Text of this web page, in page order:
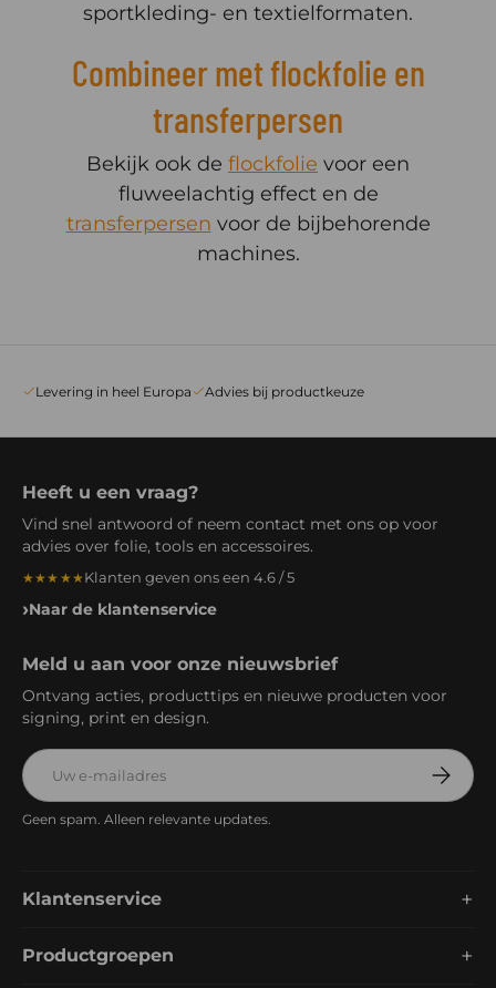
sportkleding- en textielformaten.
Combineer met flockfolie en
transferpersen
Bekijk ook de flockfolie voor een
fluweelachtig effect en de
transferpersen voor de bijbehorende
machines.
Levering in heel Europa Advies bij productkeuze
Heeft u een vraag?
Vind snel antwoord of neem contact met ons op voor
advies over folie, tools en accessoires.
★★★★★Klanten geven ons een 4.6 / 5
Naar de klantenservice
Meld u aan voor onze nieuwsbrief
Ontvang acties, producttips en nieuwe producten voor
signing, print en design.
E-mailadres
Geen spam. Alleen relevante updates.
Klantenservice +
Productgroepen +